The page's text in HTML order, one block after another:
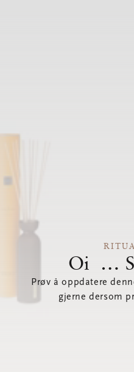
Oi …
Prøv å oppdatere
gjerne dersom